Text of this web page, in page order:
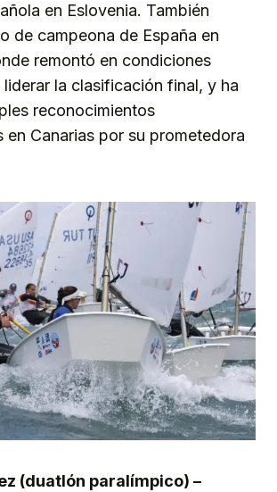
en Eslovenia. También
de campeona de España en
remontó en condiciones
la clasificación final, y ha
reconocimientos
en Canarias por su prometedora
(duatlón paralímpico) –